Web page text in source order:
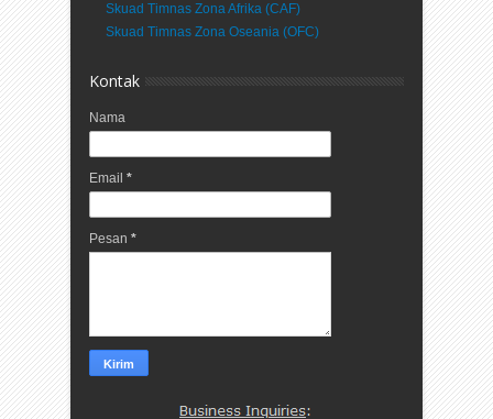
Skuad Timnas Zona Afrika (CAF)
Skuad Timnas Zona Oseania (OFC)
Kontak
Nama
Email *
Pesan *